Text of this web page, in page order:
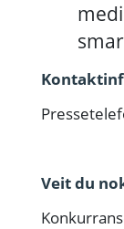
Veit du